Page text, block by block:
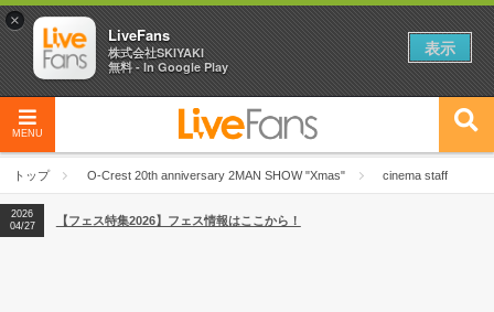
MENU
トップ O-Crest 20th anniversary 2MAN SHOW "Xmas" cinema staff
2026
04/27
2026
【ライブ動員ランキング】2026年上半期編発表！
2026
04/27
【フェス特集2026】フェス情報はここから！
×
LiveFans
株式会社SKIYAKI
無料 - In Google Play
表示